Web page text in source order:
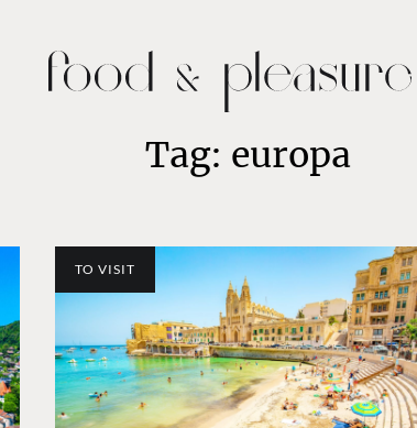
Tag: europa
TO VISIT